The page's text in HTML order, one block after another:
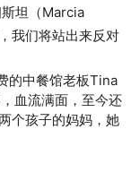
坦（Marcia
我们将站出来反对
的中餐馆老板Tina
血流满面，至今还
个孩子的妈妈，她